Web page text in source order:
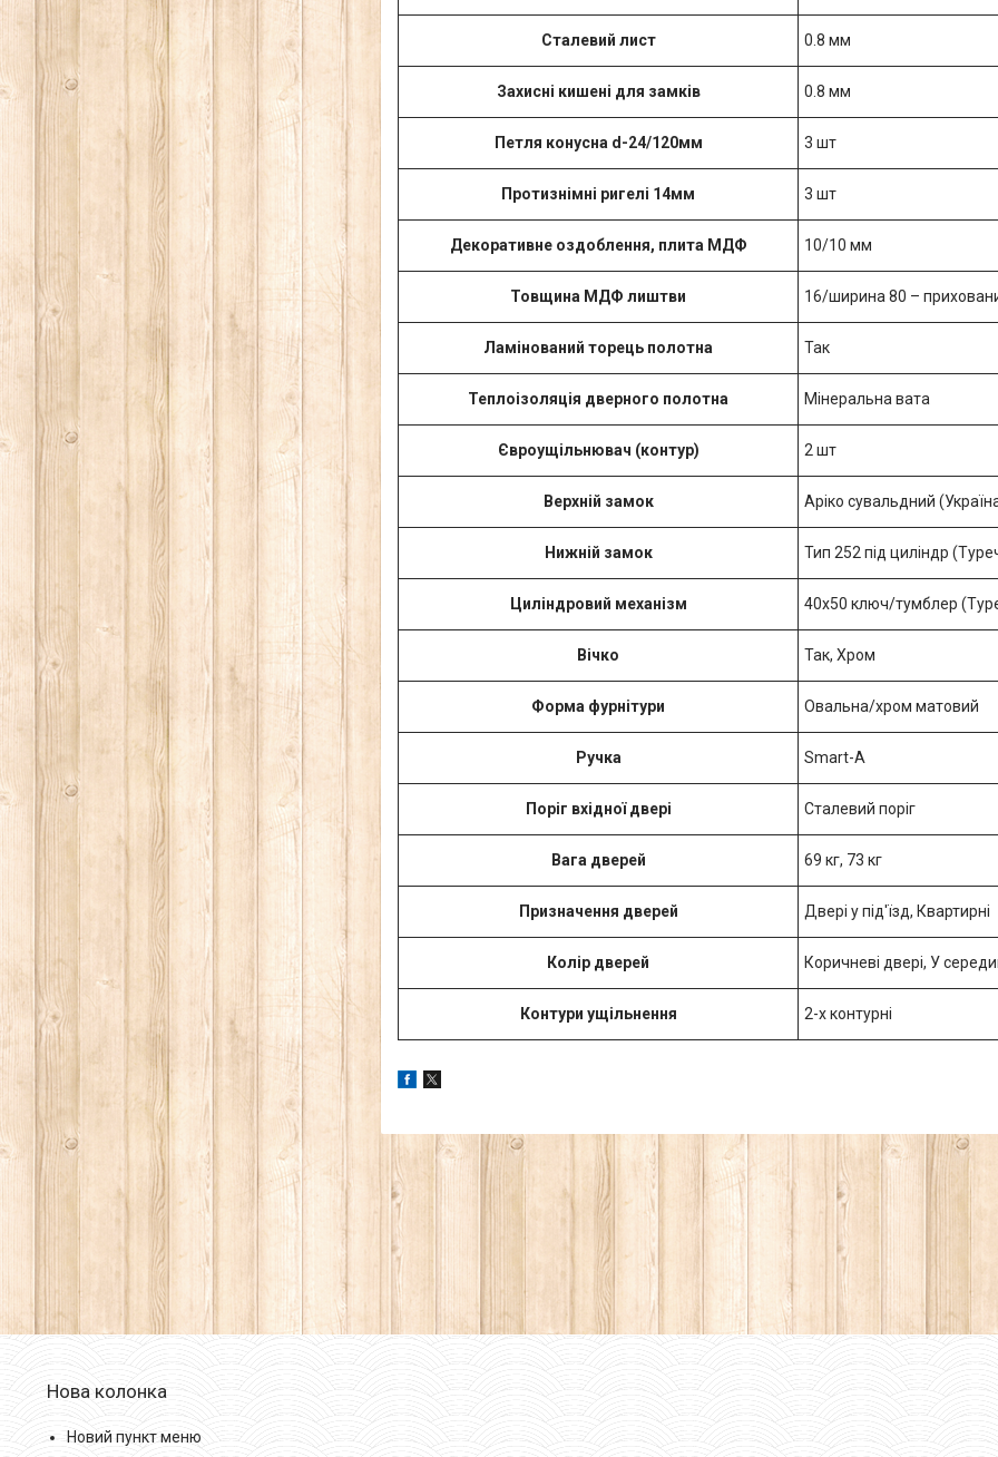
Сталевий лист 0.8 мм
Захисні кишені для замків 0.8 мм
Петля конусна d-24/120мм 3 шт
Протизнімні ригелі 14мм 3 шт
Декоративне оздоблення, плита МДФ 10/10 мм
Товщина МДФ лиштви 16/ширина 80 –
Ламінований торець полотна Так
Теплоізоляція дверного полотна Мінеральна вата
Євроущільнювач (контур) 2 шт
Верхній замок Аріко сувальдний
Нижній замок Тип 252 під циліндр
Циліндровий механізм 40х50 ключ/тумблер
Вічко Так, Хром
Форма фурнітури Овальна/хром матовий
Ручка Smart-А
Поріг вхідної двері Сталевий поріг
Вага дверей 69 кг, 73 кг
Призначення дверей Двері у під'їзд, Квартирні
Колір дверей Коричневі двері, У
Контури ущільнення 2-х контурні
Нова колонка
Новий пункт меню